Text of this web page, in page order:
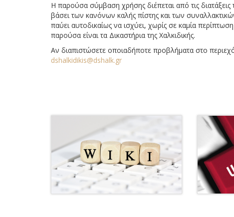
Η παρούσα σύμβαση χρήσης διέπεται από τις
βάσει των κανόνων καλής πίστης και των
παύει αυτοδικαίως να ισχύει, χωρίς σε καμία
παρούσα είναι τα Δικαστήρια της Χαλκιδικής.
Αν διαπιστώσετε οποιαδήποτε προβλήματα στο
dshalkidikis@dshalk.gr